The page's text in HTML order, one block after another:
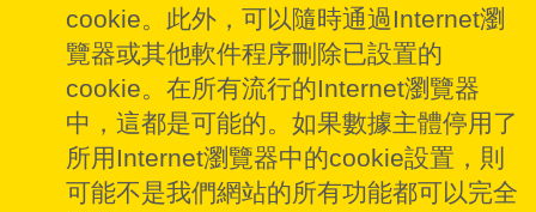
cookie。此外，可以隨時通過Internet瀏
覽器或其他軟件程序刪除已設置的
cookie。在所有流行的Internet瀏覽器
中，這都是可能的。如果數據主體停用了
所用Internet瀏覽器中的cookie設置，則
可能不是我們網站的所有功能都可以完全